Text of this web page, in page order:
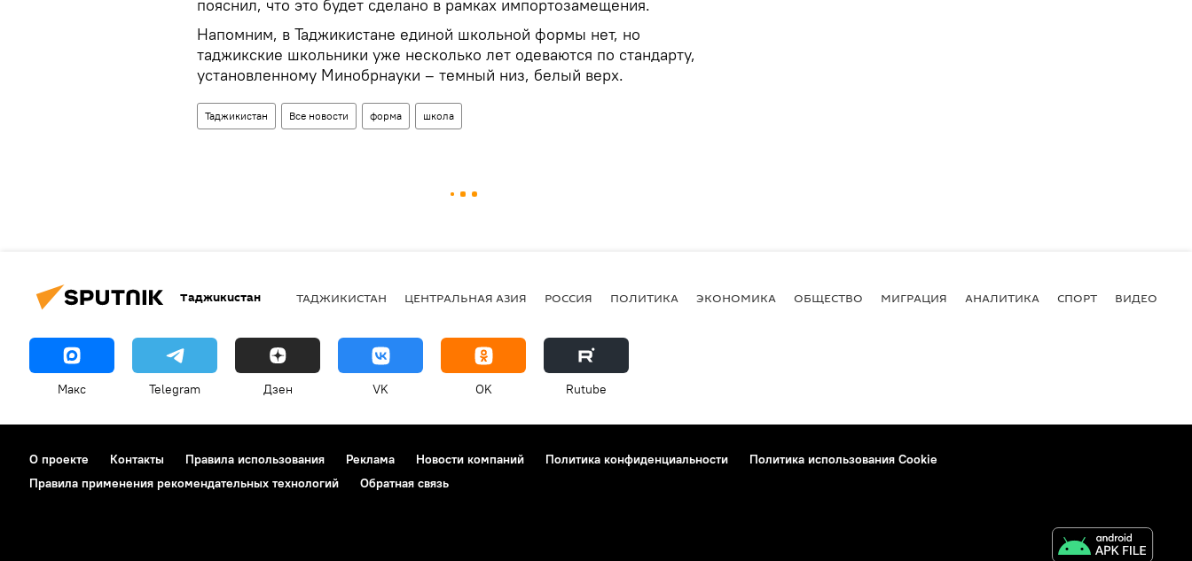
пояснил, что это будет сделано в рамках импортозамещения.
Напомним, в Таджикистане единой школьной формы нет, но
таджикские школьники уже несколько лет одеваются по стандарту,
установленному Минобрнауки – темный низ, белый верх.
Таджикистан Все новости форма школа
Таджикистан ТАДЖИКИСТАН ЦЕНТРАЛЬНАЯ АЗИЯ РОССИЯ ПОЛИТИКА ЭКОНОМИКА ОБЩЕСТВО МИГРАЦИЯ АНАЛИТИКА СПОРТ ВИДЕО
Макс Telegram Дзен VK OK Rutube
О проекте Контакты Правила использования Реклама Новости компаний Политика конфиденциальности
Политика использования Cookie
Правила применения рекомендательных технологий
Обратная связь